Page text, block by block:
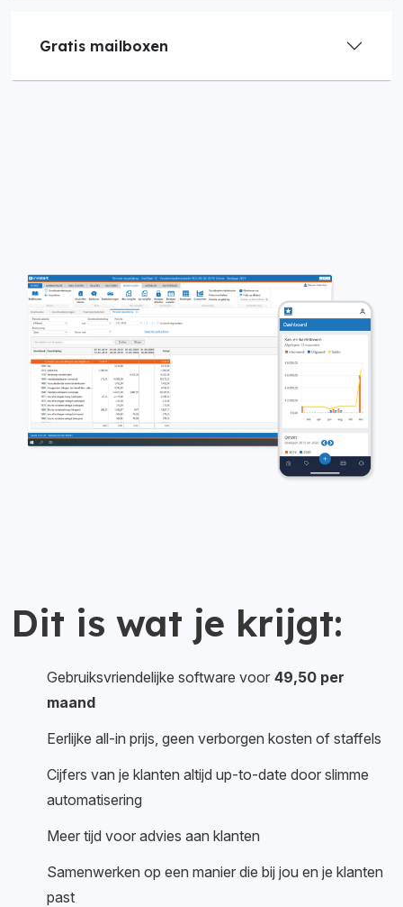
Gratis mailboxen
Dit is wat je krijgt:
Gebruiksvriendelijke software voor 49,50 per
maand
Eerlijke all-in prijs, geen verborgen kosten of staffels
Cijfers van je klanten altijd up-to-date door slimme
automatisering
Meer tijd voor advies aan klanten
Samenwerken op een manier die bij jou en je klanten
past